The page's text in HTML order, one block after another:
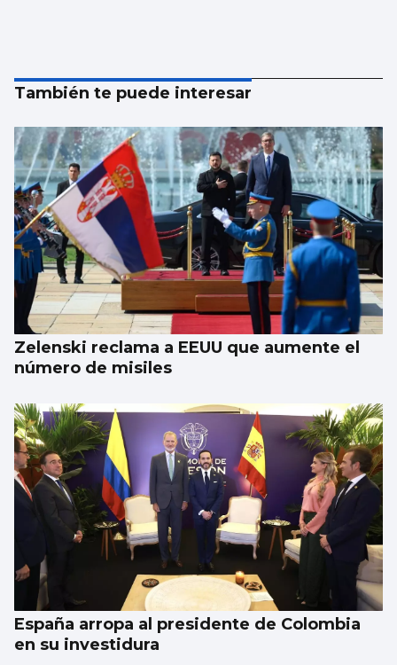
También te puede interesar
Zelenski reclama a EEUU que aumente el
número de misiles
España arropa al presidente de Colombia
en su investidura